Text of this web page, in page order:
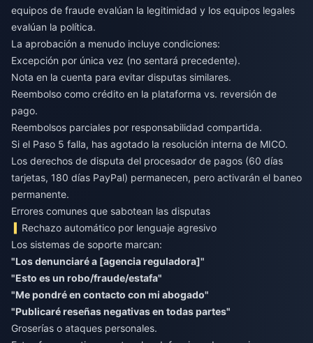
equipos de fraude evalúan la legitimidad y los equipos legales
evalúan la política.
La aprobación a menudo incluye condiciones:
Excepción por única vez (no sentará precedente).
Nota en la cuenta para evitar disputas similares.
Reembolso como crédito en la plataforma vs. reversión de
pago.
Reembolsos parciales por responsabilidad compartida.
Si el Paso 5 falla, has agotado la resolución interna de MICO.
Los derechos de disputa del procesador de pagos (60 días
tarjetas, 180 días PayPal) permanecen, pero activarán el baneo
permanente.
Errores comunes que sabotean las disputas
Rechazo automático por lenguaje agresivo
Los sistemas de soporte marcan:
"Los denunciaré a [agencia reguladora]"
"Esto es un robo/fraude/estafa"
"Me pondré en contacto con mi abogado"
"Publicaré reseñas negativas en todas partes"
Groserías o ataques personales.